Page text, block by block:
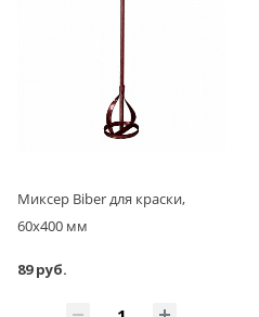
Миксер Biber для краски,
60х400 мм
89 руб.